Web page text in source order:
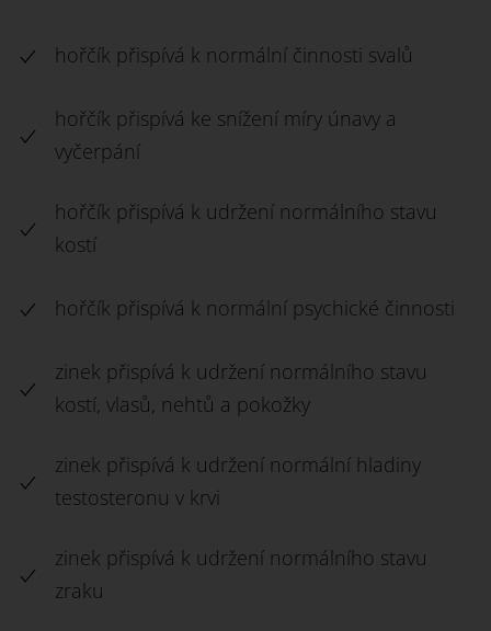
hořčík přispívá k normální činnosti svalů
hořčík přispívá ke snížení míry únavy a
vyčerpání
hořčík přispívá k udržení normálního stavu
kostí
hořčík přispívá k normální psychické činnosti
zinek přispívá k udržení normálního stavu
kostí, vlasů, nehtů a pokožky
zinek přispívá k udržení normální hladiny
testosteronu v krvi
zinek přispívá k udržení normálního stavu
zraku